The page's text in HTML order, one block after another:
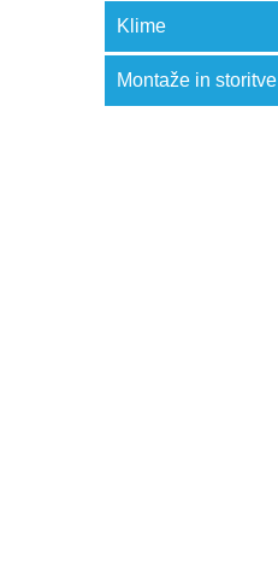
Klime
Montaže in storitve